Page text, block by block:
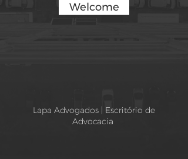
Welcome
Lapa Advogados | Escritório de
Advocacia